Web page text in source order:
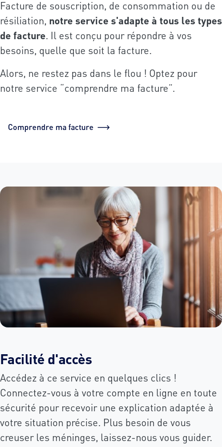
Facture de souscription, de consommation ou de
résiliation, notre service s'adapte à tous les types
de facture. Il est conçu pour répondre à vos
besoins, quelle que soit la facture.
Alors, ne restez pas dans le flou ! Optez pour
notre service “comprendre ma facture”.
Comprendre ma facture
Facilité d'accès
Accédez à ce service en quelques clics !
Connectez-vous à votre compte en ligne en toute
sécurité pour recevoir une explication adaptée à
votre situation précise. Plus besoin de vous
creuser les méninges, laissez-nous vous guider.